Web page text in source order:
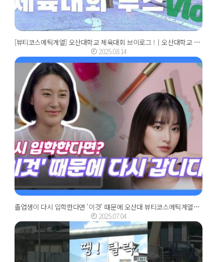
[뷰티코스메틱계열] 오산대학교 체육대회 브이로그 !｜오산대학교 Osan University
2025.08.14
졸업생이 다시 입학한다면 '이것' 때문에 오산대 뷰티코스메틱계열로 다시 갑니다." (...
2025.07.04